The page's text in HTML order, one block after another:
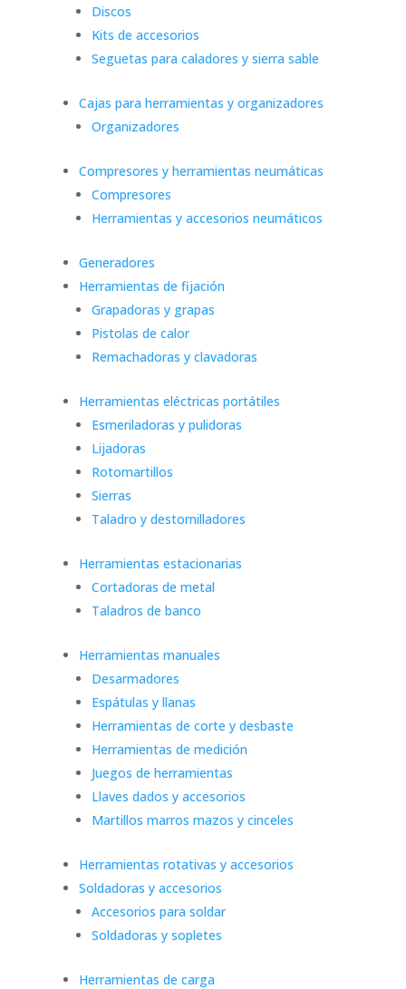
Discos
Kits de accesorios
Seguetas para caladores y sierra sable
Cajas para herramientas y organizadores
Organizadores
Compresores y herramientas neumáticas
Compresores
Herramientas y accesorios neumáticos
Generadores
Herramientas de fijación
Grapadoras y grapas
Pistolas de calor
Remachadoras y clavadoras
Herramientas eléctricas portátiles
Esmeriladoras y pulidoras
Lijadoras
Rotomartillos
Sierras
Taladro y destornilladores
Herramientas estacionarias
Cortadoras de metal
Taladros de banco
Herramientas manuales
Desarmadores
Espátulas y llanas
Herramientas de corte y desbaste
Herramientas de medición
Juegos de herramientas
Llaves dados y accesorios
Martillos marros mazos y cinceles
Herramientas rotativas y accesorios
Soldadoras y accesorios
Accesorios para soldar
Soldadoras y sopletes
Herramientas de carga